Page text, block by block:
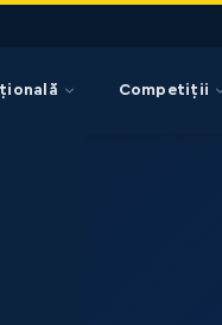
Competiții